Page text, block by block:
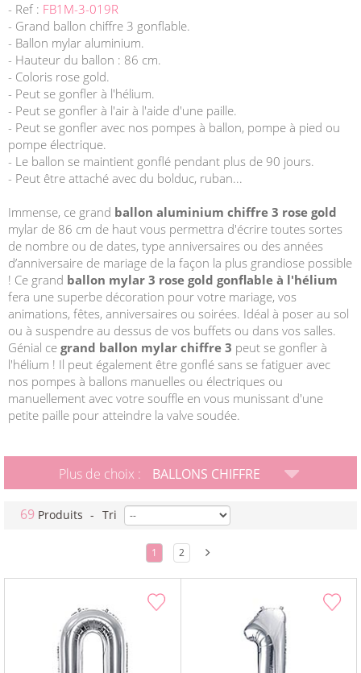
- Ref : FB1M-3-019R
- Grand ballon chiffre 3 gonflable.
- Ballon mylar aluminium.
- Hauteur du ballon : 86 cm.
- Coloris rose gold.
- Peut se gonfler à l'hélium.
- Peut se gonfler à l'air à l'aide d'une paille.
- Peut se gonfler avec nos pompes à ballon, pompe à pied ou
pompe électrique.
- Le ballon se maintient gonflé pendant plus de 90 jours.
- Peut être attaché avec du bolduc, ruban...
Immense, ce grand ballon aluminium chiffre 3 rose gold
mylar de 86 cm de haut vous permettra d'écrire toutes sortes
de nombre ou de dates, type anniversaires ou des années
d’anniversaire de mariage de la façon la plus grandiose possible
! Ce grand ballon mylar 3 rose gold gonflable à l'hélium
fera une superbe décoration pour votre mariage, vos
animations, fêtes, anniversaires ou soirées. Idéal à poser au sol
ou à suspendre au dessus de vos buffets ou dans vos salles.
Génial ce grand ballon mylar chiffre 3 peut se gonfler à
l'hélium ! Il peut également être gonflé sans se fatiguer avec
nos pompes à ballons manuelles ou électriques ou
manuellement avec votre souffle en vous munissant d'une
petite paille pour atteindre la valve soudée.
Plus de choix : BALLONS CHIFFRE
69 Produits - Tri
1 2